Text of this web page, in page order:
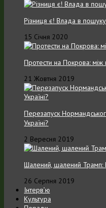
Різниця є! Влада в
15 Січня 2020
Протести на Покрова: між
21 Жовтня 2019
Перезапуск
Україні?
2 Вересня 2019
Шалений, шалений Трамп:
26 Серпня 2019
Інтерв’ю
Культура